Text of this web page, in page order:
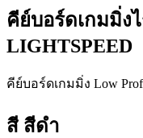
คีย์บอร์ดเกมมิ่ง
LIGHTSPEED
คีย์บอร์ดเกมมิ่ง Low
สี สีดำ